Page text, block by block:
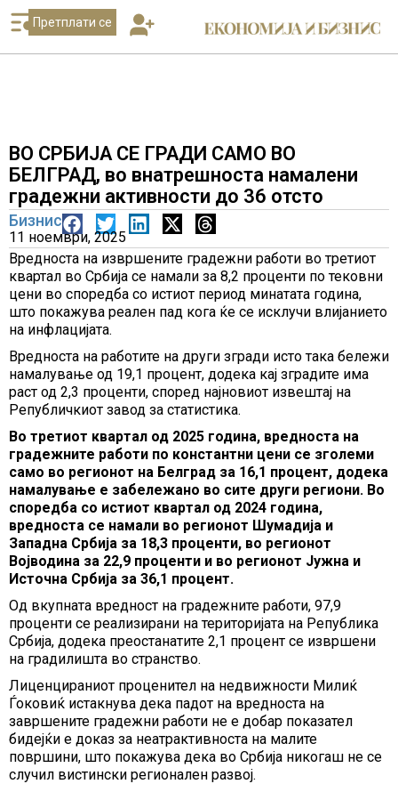
Претплати се
ВО СРБИЈА СЕ ГРАДИ САМО ВО
БЕЛГРАД, во внатрешноста намалени
градежни активности до 36 отсто
Бизнис
11 ноември, 2025
Вредноста на извршените градежни работи во третиот
квартал во Србија се намали за 8,2 проценти по тековни
цени во споредба со истиот период минатата година,
што покажува реален пад кога ќе се исклучи влијанието
на инфлацијата.
Вредноста на работите на други згради исто така бележи
намалување од 19,1 процент, додека кај зградите има
раст од 2,3 проценти, според најновиот извештај на
Републичкиот завод за статистика.
Во третиот квартал од 2025 година, вредноста на
градежните работи по константни цени се зголеми
само во регионот на Белград за 16,1 процент, додека
намалување е забележано во сите други региони. Во
споредба со истиот квартал од 2024 година,
вредноста се намали во регионот Шумадија и
Западна Србија за 18,3 проценти, во регионот
Војводина за 22,9 проценти и во регионот Јужна и
Источна Србија за 36,1 процент.
Од вкупната вредност на градежните работи, 97,9
проценти се реализирани на територијата на Република
Србија, додека преостанатите 2,1 процент се извршени
на градилишта во странство.
Лиценцираниот проценител на недвижности Милиќ
Ѓоковиќ истакнува дека падот на вредноста на
завршените градежни работи не е добар показател
бидејќи е доказ за неатрактивноста на малите
површини, што покажува дека во Србија никогаш не се
случил вистински регионален развој.